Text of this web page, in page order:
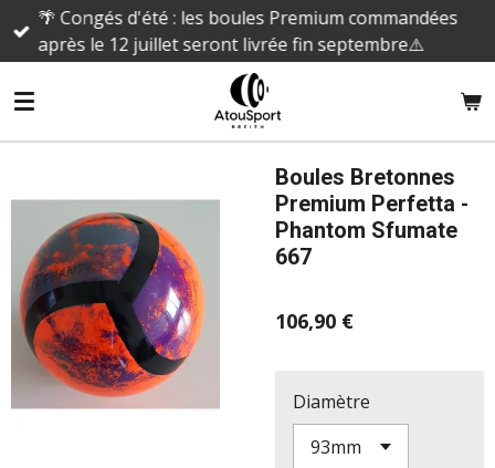
Passer
principal
🌴 Congés d'été : les boules Premium commandées
après le 12 juillet seront livrée fin septembre⚠️
Boules Bretonnes
Premium Perfetta -
Phantom Sfumate
667
106,90 €
Diamètre